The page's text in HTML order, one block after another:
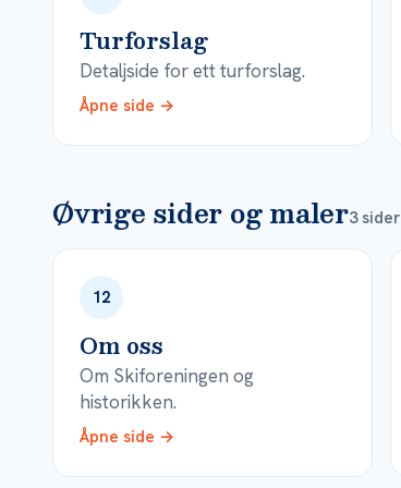
Turforslag
Detaljside for ett turforslag.
Åpne side →
Øvrige sider og maler3 sider
12
Om oss
Om Skiforeningen og
historikken.
Åpne side →